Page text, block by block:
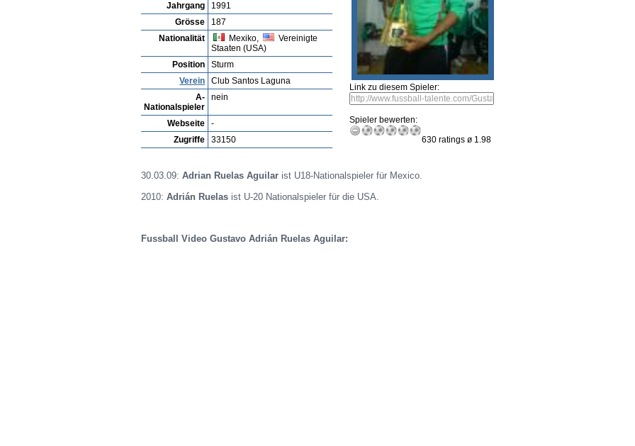
Jahrgang
1991
Grösse
187
Nationalität
Mexiko,
Vereinigte
Staaten (USA)
Position
Sturm
Verein
Club Santos Laguna
A-
Nationalspieler
nein
Webseite
-
Zugriffe
33150
Link zu diesem Spieler:
Spieler bewerten:
630 ratings ø 1.98
30.03.09:Adrian Ruelas Aguilar ist U18-Nationalspieler für Mexico.
2010:Adrián Ruelas ist U-20 Nationalspieler für die USA.
Fussball Video Gustavo Adrián Ruelas Aguilar: